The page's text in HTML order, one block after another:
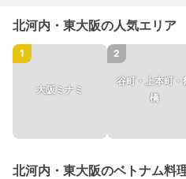
北河内・東大阪の人気エリア
1
大阪ミナミ
2
谷町・上本町・
橋
北河内・東大阪のベトナム料